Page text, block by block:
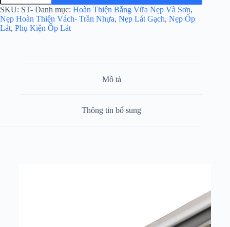
SKU: ST- Danh mục: Hoàn Thiện Bằng Vữa Nẹp Và Sơn,
Nẹp Hoàn Thiện Vách- Trần Nhựa, Nẹp Lát Gạch, Nẹp Ốp
Lát, Phụ Kiện Ốp Lát
Mô tả
Thông tin bổ sung